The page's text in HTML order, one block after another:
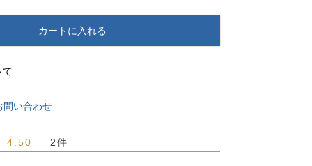
カートに入れる
問い合わせ
4.50 2